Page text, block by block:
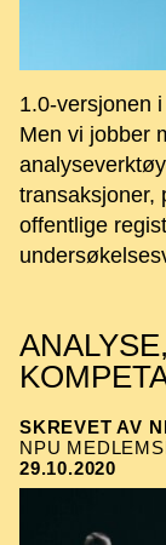
1.0-versjonen
Men vi jobber
transaksjoner,
offentlige
SKREVET AV
NPU
29.10.2020